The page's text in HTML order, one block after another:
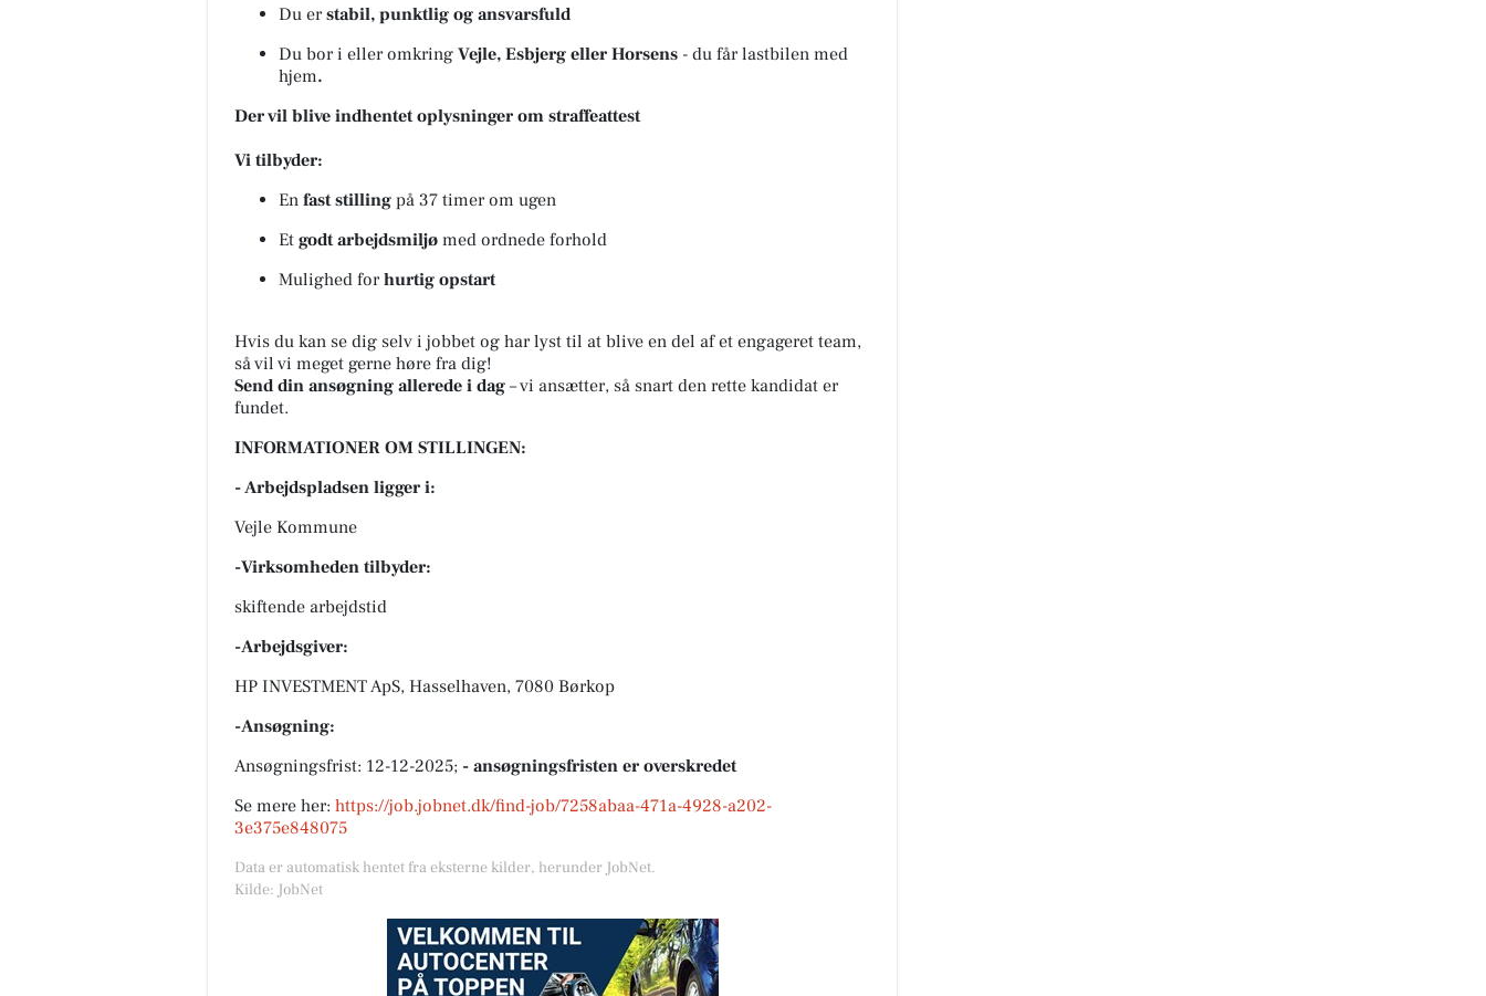
Du erstabil, punktlig og ansvarsfuld
Du bor i eller omkring Vejle, Esbjerg eller Horsens - du får lastbilen med
hjem.
Der vil blive indhentet oplysninger om straffeattest
Vi tilbyder:
En fast stilling på 37 timer om ugen
Et godt arbejdsmiljø med ordnede forhold
Mulighed forhurtig opstart
Hvis du kan se dig selv i jobbet og har lyst til at blive en del af et engageret team,
så vil vi meget gerne høre fra dig!
Send din ansøgning allerede i dag – vi ansætter, så snart den rette kandidat er
fundet.
INFORMATIONER OM STILLINGEN:
- Arbejdspladsen ligger i:
Vejle Kommune
-Virksomheden tilbyder:
skiftende arbejdstid
-Arbejdsgiver:
HP INVESTMENT ApS, Hasselhaven, 7080 Børkop
-Ansøgning:
Ansøgningsfrist: 12-12-2025; - ansøgningsfristen er overskredet
Se mere her: https://job.jobnet.dk/find-job/7258abaa-471a-4928-a202-
3e375e848075
Data er automatisk hentet fra eksterne kilder, herunder JobNet.
Kilde: JobNet